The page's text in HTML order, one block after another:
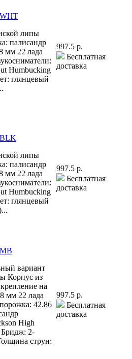
липы
палисандр
мм 22 лада
Humbucking
глянцевый
997.5 р.
Бесплатная
доставка
BLK
липы
палисандр
мм 22 лада
Humbucking
глянцевый
997.5 р.
Бесплатная
доставка
вариант
Корпус из
на
мм 22 лада
42.86
High
Бридж: 2-
струн:
997.5 р.
Бесплатная
доставка